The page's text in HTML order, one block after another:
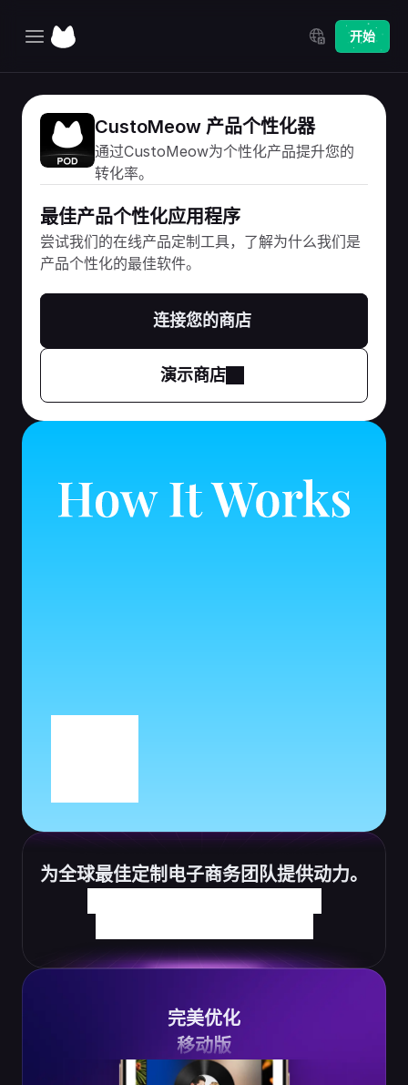
Select Language
开始
主页
定价
更新日志
CustoMeow 产品个性化器
通过CustoMeow为个性化产品提升您的
转化率。
最佳产品个性化应用程序
尝试我们的在线产品定制工具，了解为什么我们是
产品个性化的最佳软件。
连接您的商店
演示商店
为全球最佳定制电子商务团队提供动力。
完美优化
移动版